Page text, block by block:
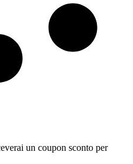
un coupon sconto per